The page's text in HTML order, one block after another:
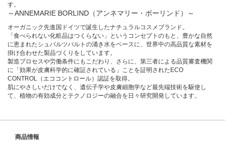
す。
～ANNEMARIE BORLIND（アンネマリー・ボーリンド）～
オーガニック先進国ドイツで誕生したナチュラルコスメブランド。
「食べられない化粧品はつくらない」というコンセプトのもと、豊かな自然
に恵まれたシュバルツバルトの涌き水をベースに、世界中の高品質な素材を
掛け合わせた製品づくりをしています。
製造プロセスや労働条件にもこだわり、さらに、第三者による品質審査機関
に「効果が皮膚科学的に確証されている」ことを証明されたECO
CONTROL（エココントロール）認証を取得。
肌にやさしいだけでなく、遺伝子学や皮膚細胞学など最先端技術を駆使し
て、植物の有効成分とテクノロジーの融合を日々研究開発しています。
商品情報